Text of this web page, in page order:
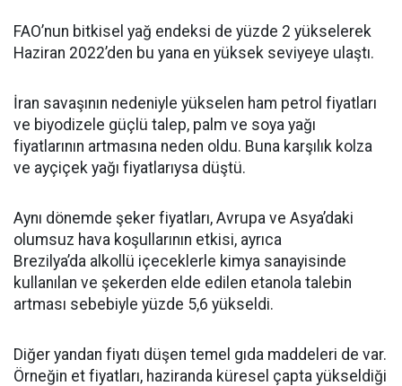
FAO’nun bitkisel yağ endeksi de yüzde 2 yükselerek
Haziran 2022’den bu yana en yüksek seviyeye ulaştı.
İran savaşının nedeniyle yükselen ham petrol fiyatları
ve biyodizele güçlü talep, palm ve soya yağı
fiyatlarının artmasına neden oldu. Buna karşılık kolza
ve ayçiçek yağı fiyatlarıysa düştü.
Aynı dönemde şeker fiyatları, Avrupa ve Asya’daki
olumsuz hava koşullarının etkisi, ayrıca
Brezilya’da alkollü içeceklerle kimya sanayisinde
kullanılan ve şekerden elde edilen etanola talebin
artması sebebiyle yüzde 5,6 yükseldi.
Diğer yandan fiyatı düşen temel gıda maddeleri de var.
Örneğin et fiyatları, haziranda küresel çapta yükseldiği